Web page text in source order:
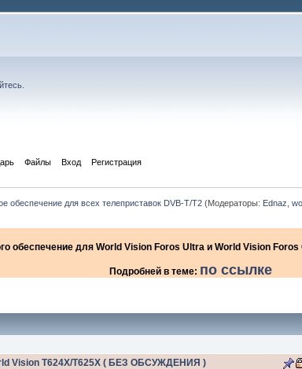
Файлы Вход Регистрация
обеспечение для всех телеприставок DVB-Т/T2 (Модераторы: Ednaz ,
обеспечение для World Vision Foros Ultra и World Vision
Подробней в теме: по ссылке
Vision T624X/T625X ( БЕЗ ОБСУЖДЕНИЯ )